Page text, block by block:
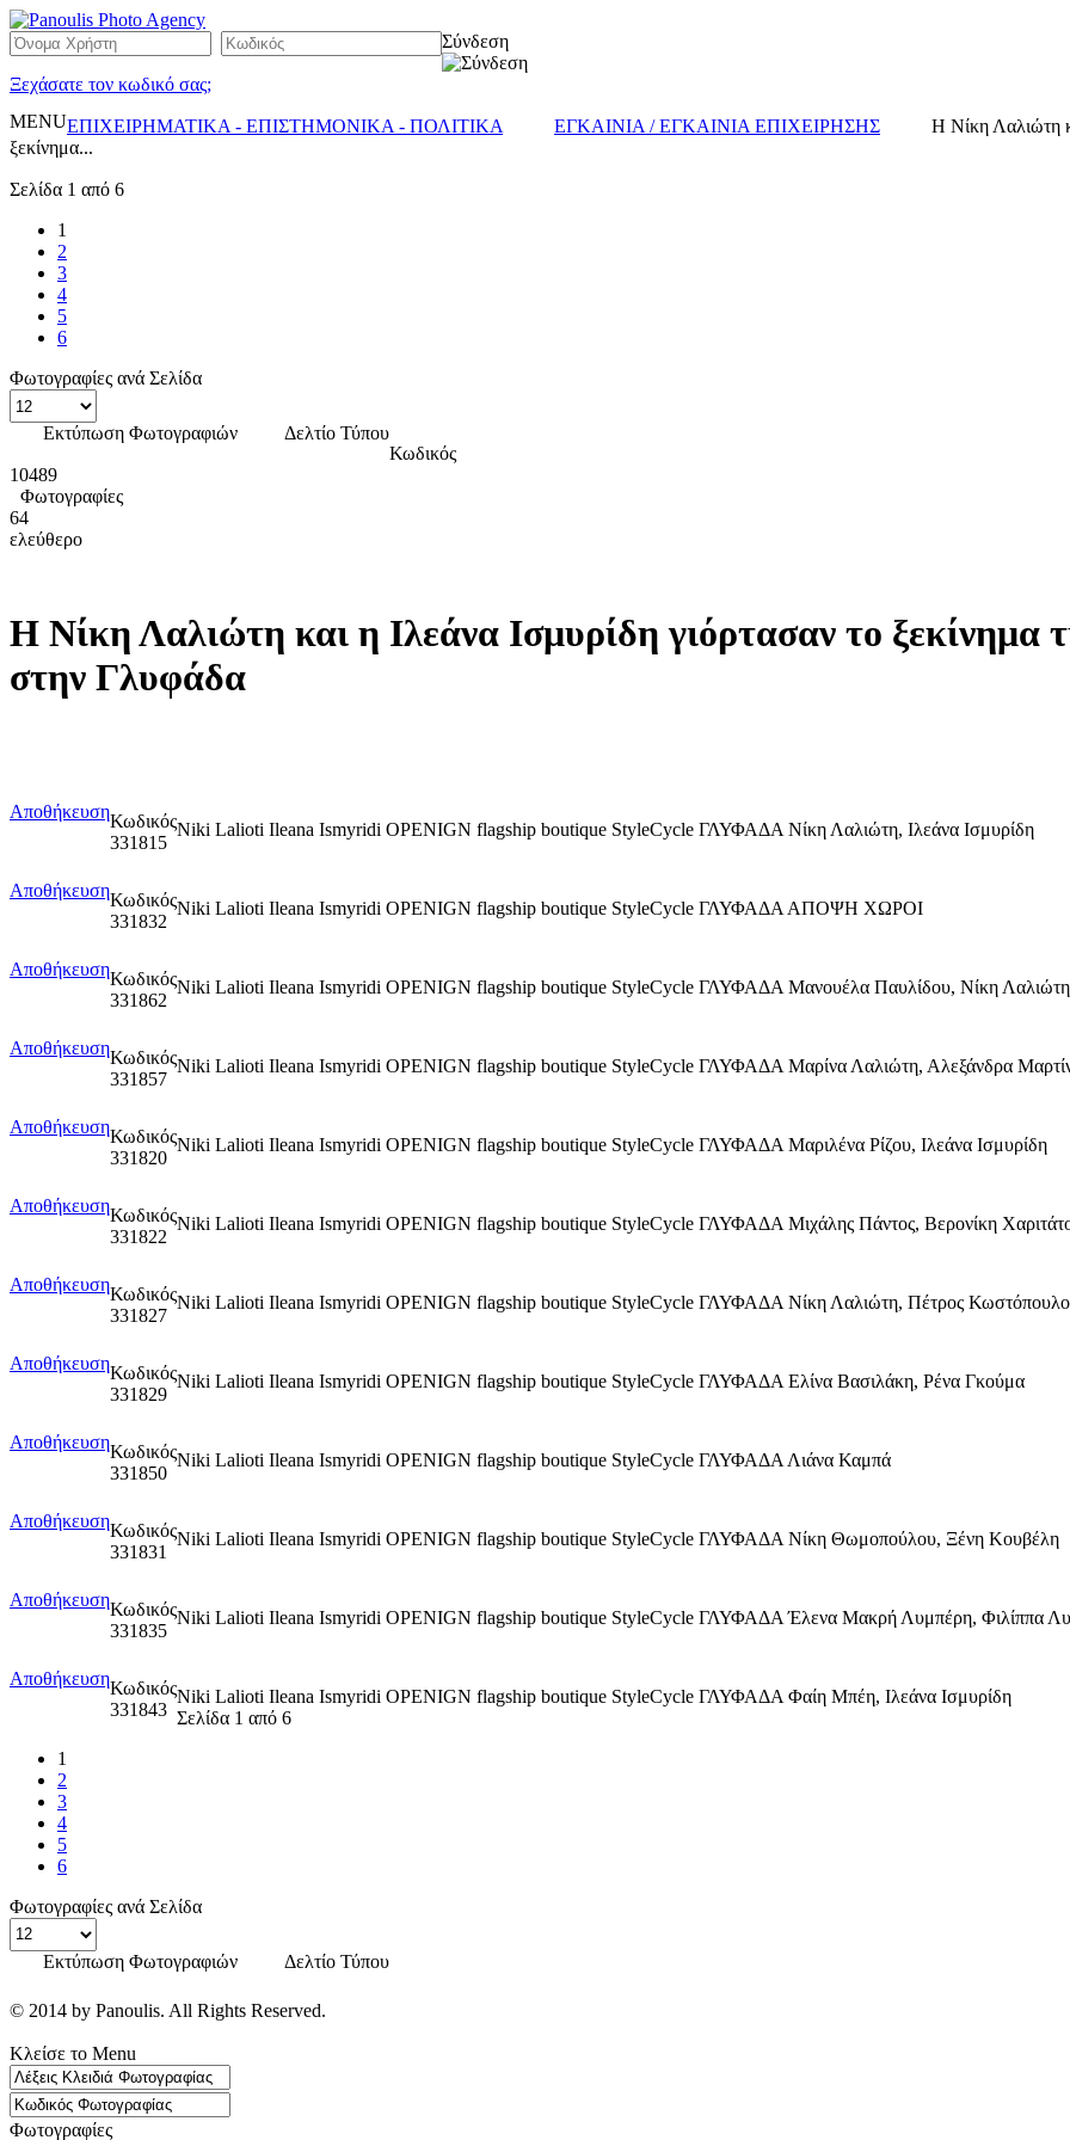
Σύνδεση
Ξεχάσατε τον κωδικό σας;
MENUΕΠΙΧΕΙΡΗΜΑΤΙΚΑ - ΕΠΙΣΤΗΜΟΝΙΚΑ - ΠΟΛΙΤΙΚΑ ΕΓΚΑΙΝΙΑ / ΕΓΚΑΙΝΙΑ ΕΠΙΧΕΙΡΗΣΗΣ
H Nίκη Λαλιώτη
ξεκίνημα...
Σελίδα 1 από 6
1
2
3
4
5
6
Φωτογραφίες ανά Σελίδα
Εκτύπωση Φωτογραφιών
Δελτίο Τύπου
Κωδικός
10489
Φωτογραφίες
64
ελεύθερο
H Nίκη Λαλιώτη και η Ιλεάνα Ισμυρίδη γιόρτασαν το
στην Γλυφάδα
ΑποθήκευσηΚωδικός
331815
Niki Lalioti Ileana Ismyridi OPENIGN flagship boutique StyleCycle ΓΛΥΦΑΔΑ Νίκη Λαλιώτη, Ιλεάνα Ισμυρίδη
ΑποθήκευσηΚωδικός
331832
Niki Lalioti Ileana Ismyridi OPENIGN flagship boutique StyleCycle ΓΛΥΦΑΔΑ ΑΠΟΨΗ ΧΩΡΟΙ
ΑποθήκευσηΚωδικός
331862
Niki Lalioti Ileana Ismyridi OPENIGN flagship boutique StyleCycle ΓΛΥΦΑΔΑ Μανουέλα Παυλίδου, Νίκη
ΑποθήκευσηΚωδικός
331857
Niki Lalioti Ileana Ismyridi OPENIGN flagship boutique StyleCycle ΓΛΥΦΑΔΑ Μαρίνα Λαλιώτη, Αλεξάνδρα
ΑποθήκευσηΚωδικός
331820
Niki Lalioti Ileana Ismyridi OPENIGN flagship boutique StyleCycle ΓΛΥΦΑΔΑ Μαριλένα Ρίζου, Ιλεάνα Ισμυρίδη
ΑποθήκευσηΚωδικός
331822
Niki Lalioti Ileana Ismyridi OPENIGN flagship boutique StyleCycle ΓΛΥΦΑΔΑ Μιχάλης Πάντος, Βερονίκη
ΑποθήκευσηΚωδικός
331827
Niki Lalioti Ileana Ismyridi OPENIGN flagship boutique StyleCycle ΓΛΥΦΑΔΑ Νίκη Λαλιώτη, Πέτρος
ΑποθήκευσηΚωδικός
331829
Niki Lalioti Ileana Ismyridi OPENIGN flagship boutique StyleCycle ΓΛΥΦΑΔΑ Ελίνα Βασιλάκη, Ρένα Γκούμα
ΑποθήκευσηΚωδικός
331850
Niki Lalioti Ileana Ismyridi OPENIGN flagship boutique StyleCycle ΓΛΥΦΑΔΑ Λιάνα Καμπά
ΑποθήκευσηΚωδικός
331831
Niki Lalioti Ileana Ismyridi OPENIGN flagship boutique StyleCycle ΓΛΥΦΑΔΑ Νίκη Θωμοπούλου, Ξένη Κουβέλη
ΑποθήκευσηΚωδικός
331835
Niki Lalioti Ileana Ismyridi OPENIGN flagship boutique StyleCycle ΓΛΥΦΑΔΑ Έλενα Μακρή Λυμπέρη, Φιλίππα
ΑποθήκευσηΚωδικός
331843
Niki Lalioti Ileana Ismyridi OPENIGN flagship boutique StyleCycle ΓΛΥΦΑΔΑ Φαίη Μπέη, Ιλεάνα Ισμυρίδη
Σελίδα 1 από 6
1
2
3
4
5
6
Φωτογραφίες ανά Σελίδα
Εκτύπωση Φωτογραφιών Δελτίο Τύπου
© 2014 by Panoulis. All Rights Reserved.
Κλείσε το Menu
Φωτογραφίες